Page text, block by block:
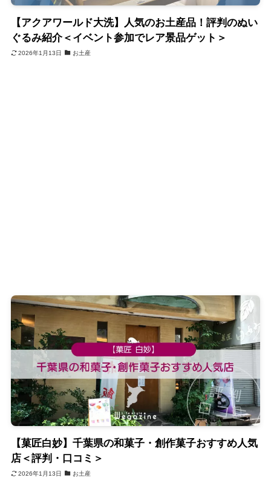
【アクアワールド大洗】人気のお土産品！評判のぬい
ぐるみ紹介＜イベント参加でレア景品ゲット＞
2026年1月13日 お土産
【菓匠白妙】千葉県の和菓子・創作菓子おすすめ人気
店＜評判・口コミ＞
2026年1月13日 お土産